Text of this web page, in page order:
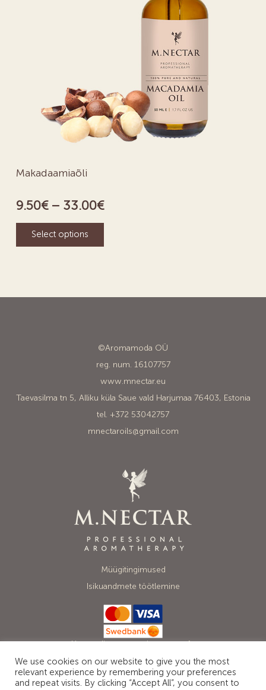
Makadaamiaõli
9.50€– 33.00€
Select options
©Aromamoda OÜ
reg. num. 16107757
www.mnectar.eu
Taevasilma tn 5, Alliku küla Saue vald Harjumaa 76403, Estonia
tel. +372 53042757
mnectaroils@gmail.com
Müügitingimused
Isikuandmete töötlemine
Your online transactions are safe
We use cookies on our website to give you the most
relevant experience by remembering your preferences
and repeat visits. By clicking “Accept All”, you consent to